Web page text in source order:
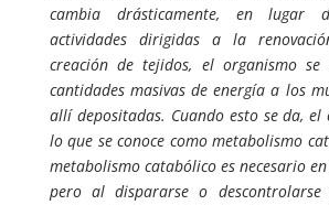
cambia drásticamente, en lugar
actividades dirigidas a la
creación de tejidos, el organismo
cantidades masivas de energía a los
allí depositadas. Cuando esto se da,
lo que se conoce como metabolismo
metabolismo catabólico es necesario
pero al dispararse o descontrolarse